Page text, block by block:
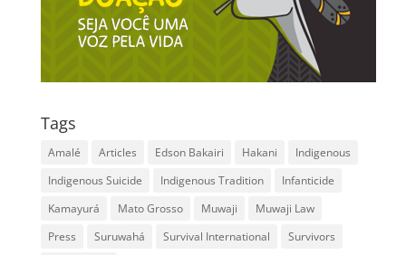
Tags
Amalé Articles Edson Bakairi Hakani
Indigenous
Indigenous Suicide
Indigenous Tradition
Infanticide
Kamayurá
Mato Grosso Muwaji
Muwaji Law
Press
Suruwahá Survival International
Survivors